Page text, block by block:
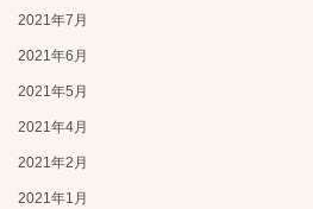
2021年7月
2021年6月
2021年5月
2021年4月
2021年2月
2021年1月